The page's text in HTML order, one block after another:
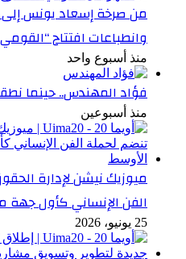
من صرخة إسعاد يونس
وانطباعات افتتاح “القومي
منذ أسبوع واحد
فؤاد المهندس.. حينما
منذ أسبوعين
ميوزيك نيشن لإدارة
الفن الإنساني كأول
25 يونيو، 2026